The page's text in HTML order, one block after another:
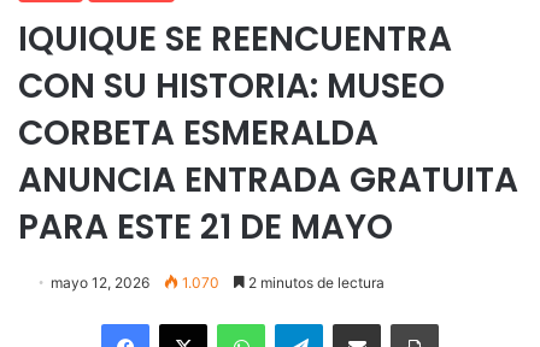
IQUIQUE SE REENCUENTRA
CON SU HISTORIA: MUSEO
CORBETA ESMERALDA
ANUNCIA ENTRADA GRATUITA
PARA ESTE 21 DE MAYO
mayo 12, 2026 1.070 2 minutos de lectura
Facebook
X WhatsAppTelegramEnviar vía email Imprimir